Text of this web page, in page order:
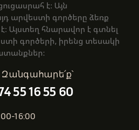
է։ Այն
արվեստի գործերը ձեռք
Այստեղ հնարավոր է գտնել
գործերի, իրենց տեսակի
Զանգահարե՛ք՝
55 16 55 60
16:00